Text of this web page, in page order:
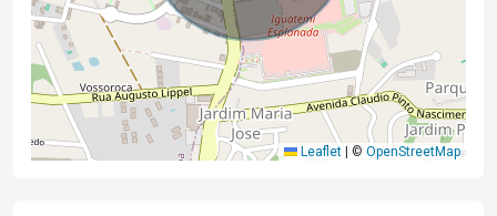
Leaflet | © OpenStreetMap